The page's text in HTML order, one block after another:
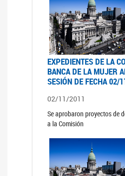
EXPEDIENTES DE LA
BANCA DE LA MUJER
SESIÓN DE FECHA 02/
02/11/2011
Se aprobaron proyectos de
a la Comisión